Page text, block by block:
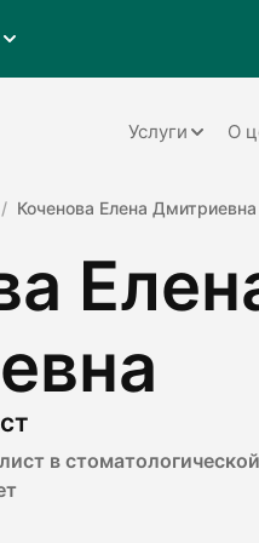
Услуги
Терапия
Хирургия
О
Коченова Елена Дмитриевна
в